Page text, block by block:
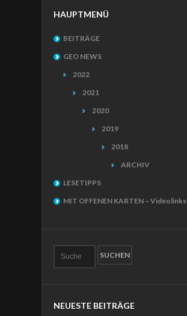
HAUPTMENÜ
BEITRÄGE
GEO NEWS
2022
2021
2020
2019
2018
ARCHIV
LESETIPPS
MIT OFFENEN KARTEN – Videolinks
NEUESTE BEITRÄGE